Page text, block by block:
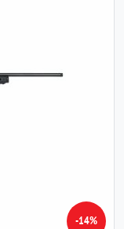
-14%